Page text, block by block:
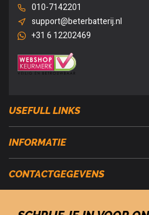
010-7142201
support@beterbatterij.nl
+31 6 12202469
USEFULL LINKS
INFORMATIE
CONTACTGEGEVENS